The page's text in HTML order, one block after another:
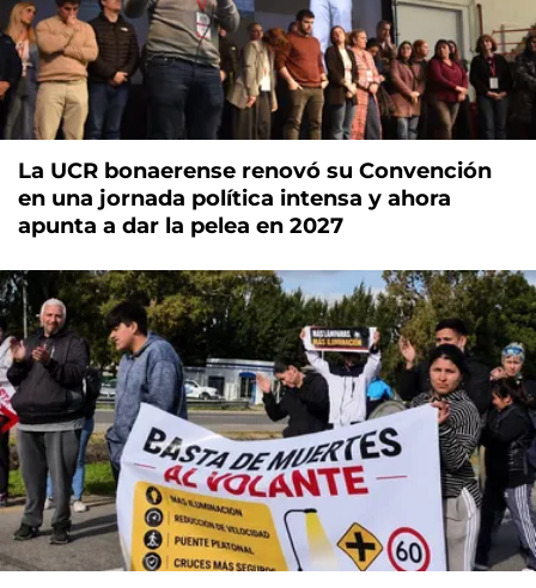
La UCR bonaerense renovó su Convención
en una jornada política intensa y ahora
apunta a dar la pelea en 2027